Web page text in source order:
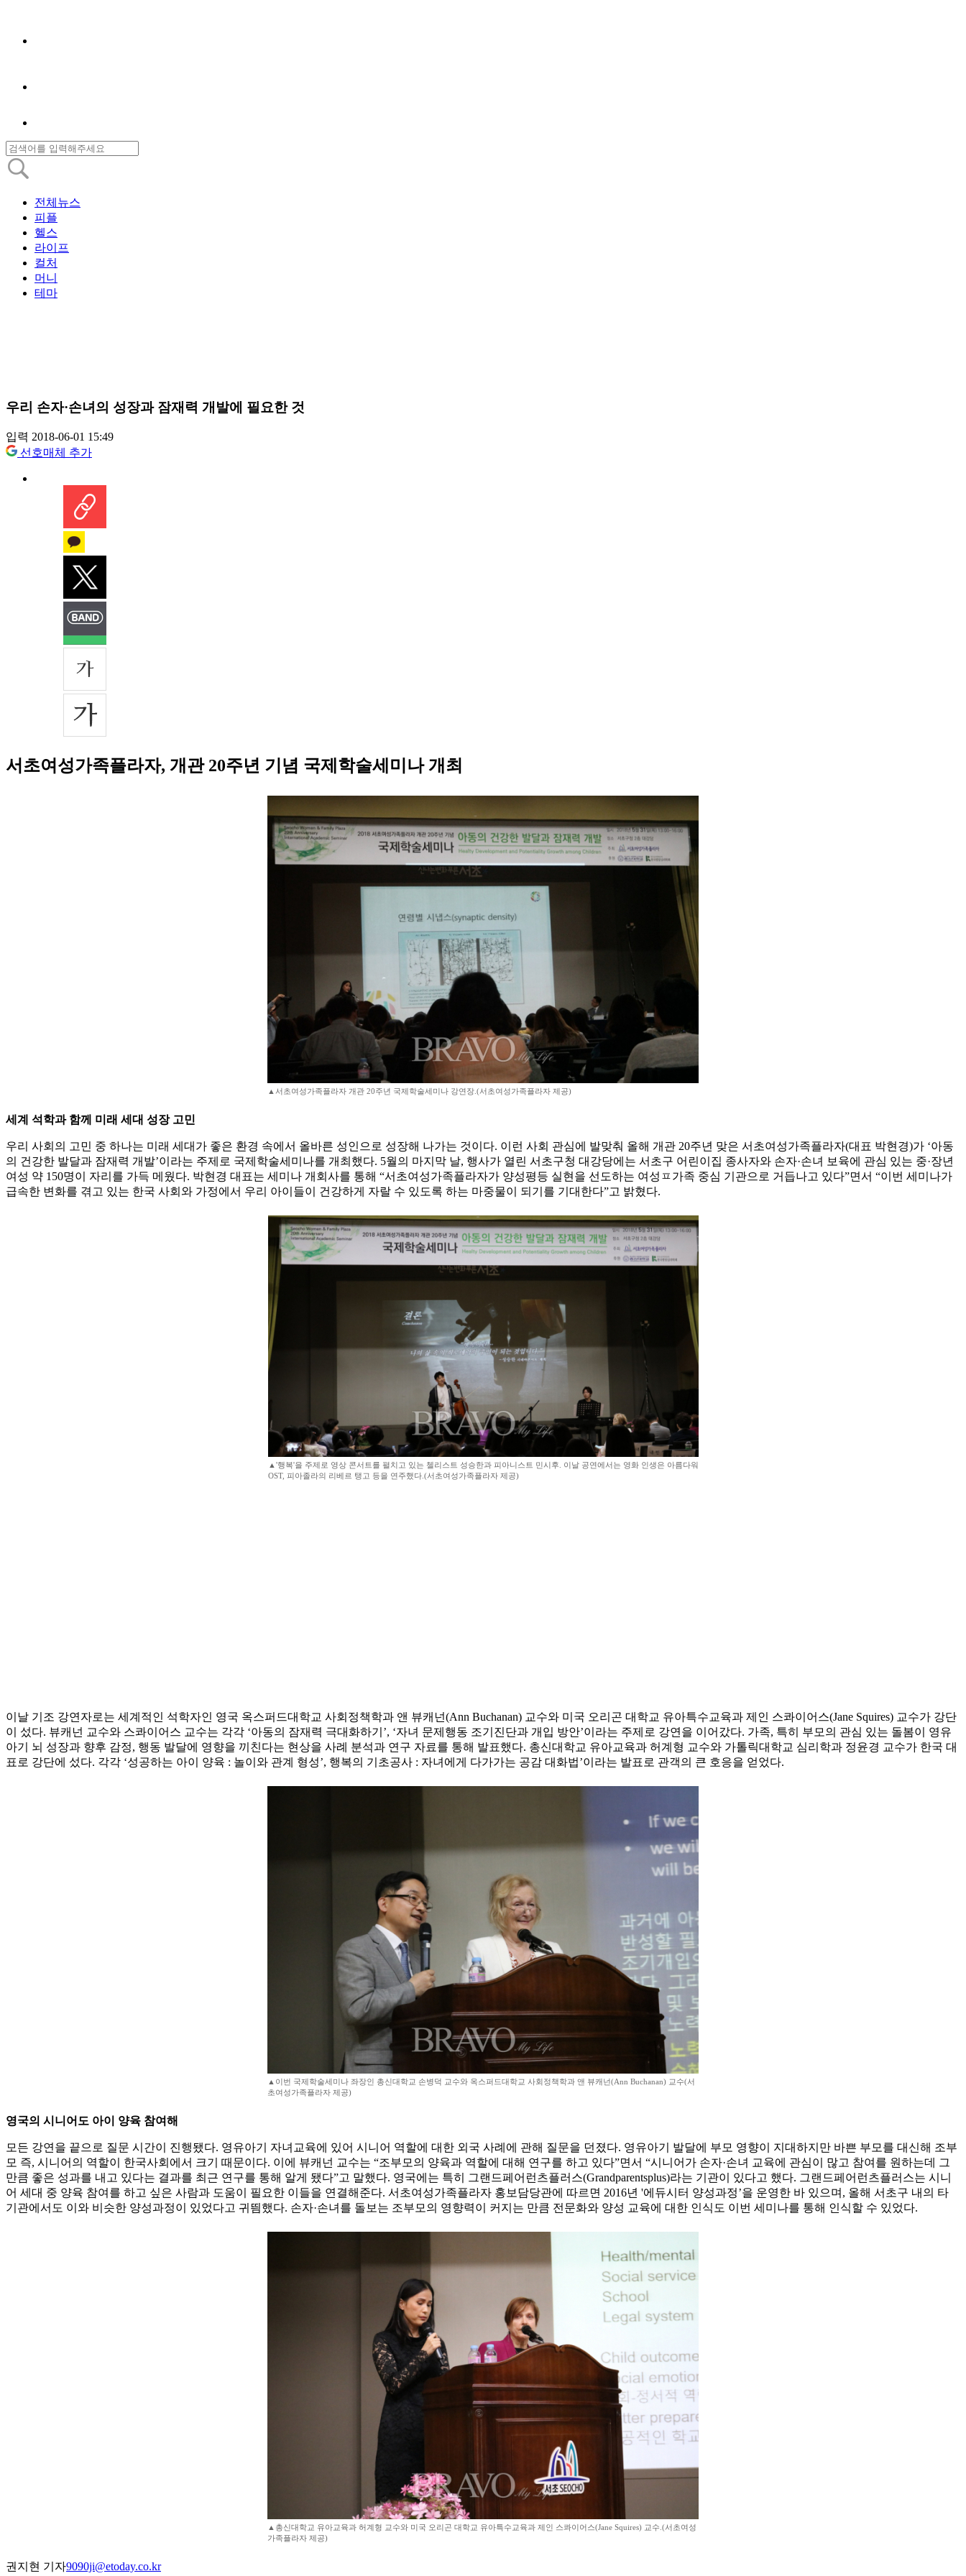
전체뉴스
피플
헬스
라이프
컬처
머니
테마
우리 손자·손녀의 성장과 잠재력 개발에 필요한 것
입력 2018-06-01 15:49
선호매체 추가
서초여성가족플라자, 개관 20주년 기념 국제학술세미나 개최
▲서초여성가족플라자 개관 20주년 국제학술세미나 강연장.(서초여성가족플라자 제공)
세계 석학과 함께 미래 세대 성장 고민
우리 사회의 고민 중 하나는 미래 세대가 좋은 환경 속에서 올바른 성인으로 성장해 나가는 것이다. 이런 사회 관심에 발맞춰 올해 개관 20주년 맞은 서초여성가족플라자(대표 박현경)가 ‘아동
의 건강한 발달과 잠재력 개발’이라는 주제로 국제학술세미나를 개최했다. 5월의 마지막 날, 행사가 열린 서초구청 대강당에는 서초구 어린이집 종사자와 손자·손녀 보육에 관심 있는 중·장년
여성 약 150명이 자리를 가득 메웠다. 박현경 대표는 세미나 개회사를 통해 “서초여성가족플라자가 양성평등 실현을 선도하는 여성ㅍ가족 중심 기관으로 거듭나고 있다”면서 “이번 세미나가
급속한 변화를 겪고 있는 한국 사회와 가정에서 우리 아이들이 건강하게 자랄 수 있도록 하는 마중물이 되기를 기대한다”고 밝혔다.
▲'행복'을 주제로 영상 콘서트를 펼치고 있는 첼리스트 성승한과 피아니스트 민시후. 이날 공연에서는 영화 인생은 아름다워
OST, 피아졸라의 리베르 탱고 등을 연주했다.(서초여성가족플라자 제공)
이날 기조 강연자로는 세계적인 석학자인 영국 옥스퍼드대학교 사회정책학과 앤 뷰캐넌(Ann Buchanan) 교수와 미국 오리곤 대학교 유아특수교육과 제인 스콰이어스(Jane Squires) 교수가 강단
이 섰다. 뷰캐넌 교수와 스콰이어스 교수는 각각 ‘아동의 잠재력 극대화하기’, ‘자녀 문제행동 조기진단과 개입 방안’이라는 주제로 강연을 이어갔다. 가족, 특히 부모의 관심 있는 돌봄이 영유
아기 뇌 성장과 향후 감정, 행동 발달에 영향을 끼친다는 현상을 사례 분석과 연구 자료를 통해 발표했다. 총신대학교 유아교육과 허계형 교수와 가톨릭대학교 심리학과 정윤경 교수가 한국 대
표로 강단에 섰다. 각각 ‘성공하는 아이 양육 : 놀이와 관계 형성’, 행복의 기초공사 : 자녀에게 다가가는 공감 대화법’이라는 발표로 관객의 큰 호응을 얻었다.
▲이번 국제학술세미나 좌장인 총신대학교 손병덕 교수와 옥스퍼드대학교 사회정책학과 앤 뷰캐넌(Ann Buchanan) 교수(서
초여성가족플라자 제공)
영국의 시니어도 아이 양육 참여해
모든 강연을 끝으로 질문 시간이 진행됐다. 영유아기 자녀교육에 있어 시니어 역할에 대한 외국 사례에 관해 질문을 던졌다. 영유아기 발달에 부모 영향이 지대하지만 바쁜 부모를 대신해 조부
모 즉, 시니어의 역할이 한국사회에서 크기 때문이다. 이에 뷰캐넌 교수는 “조부모의 양육과 역할에 대해 연구를 하고 있다”면서 “시니어가 손자·손녀 교육에 관심이 많고 참여를 원하는데 그
만큼 좋은 성과를 내고 있다는 결과를 최근 연구를 통해 알게 됐다”고 말했다. 영국에는 특히 그랜드페어런츠플러스(Grandparentsplus)라는 기관이 있다고 했다. 그랜드페어런츠플러스는 시니
어 세대 중 양육 참여를 하고 싶은 사람과 도움이 필요한 이들을 연결해준다. 서초여성가족플라자 홍보담당관에 따르면 2016년 '에듀시터 양성과정’을 운영한 바 있으며, 올해 서초구 내의 타
기관에서도 이와 비슷한 양성과정이 있었다고 귀띔했다. 손자·손녀를 돌보는 조부모의 영향력이 커지는 만큼 전문화와 양성 교육에 대한 인식도 이번 세미나를 통해 인식할 수 있었다.
▲총신대학교 유아교육과 허계형 교수와 미국 오리곤 대학교 유아특수교육과 제인 스콰이어스(Jane Squires) 교수.(서초여성
가족플라자 제공)
권지현 기자9090ji@etoday.co.kr